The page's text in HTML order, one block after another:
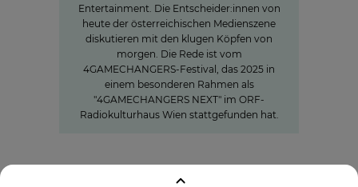
Entertainment. Die Entscheider:innen von
heute der österreichischen Medienszene
diskutieren mit den klugen Köpfen von
morgen. Die Rede ist vom
4GAMECHANGERS-Festival, das 2025 in
einem besonderen Rahmen als
"4GAMECHANGERS NEXT" im ORF-
Radiokulturhaus Wien stattgefunden hat.